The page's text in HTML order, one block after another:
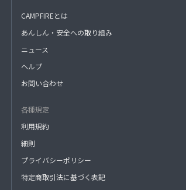
CAMPFIREとは
あんしん・安全への取り組み
ニュース
ヘルプ
お問い合わせ
各種規定
利用規約
細則
プライバシーポリシー
特定商取引法に基づく表記